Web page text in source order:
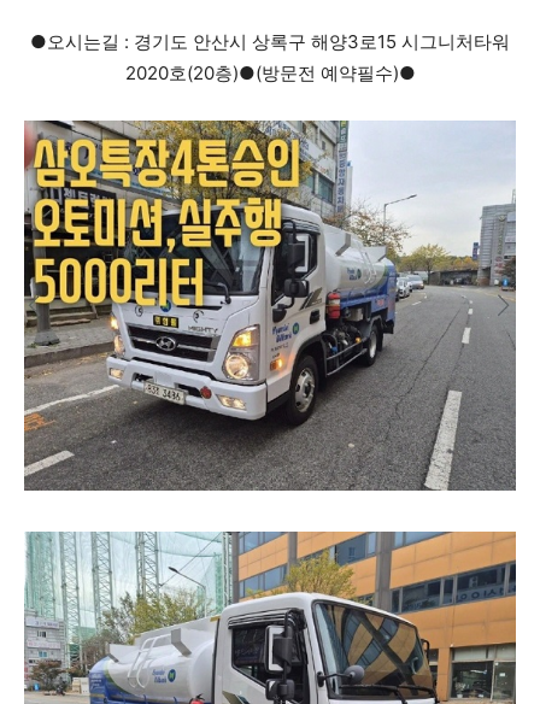
●오시는길 : 경기도 안산시 상록구 해양3로15 시그니처타워
2020호(20층)●(방문전 예약필수)●